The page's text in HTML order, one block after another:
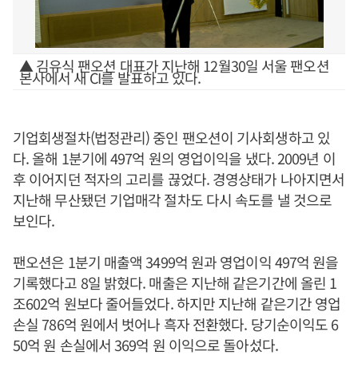
▲ 김유식 팬오션 대표가 지난해 12월30일 서울 팬오션
본사에서 새 CI를 발표하고 있다.
기업회생절차(법정관리) 중인 팬오션이 기사회생하고 있
다. 올해 1분기에 497억 원의 영업이익을 냈다. 2009년 이
후 이어지던 적자의 고리를 끊었다. 경영상태가 나아지면서
지난해 무산됐던 기업매각 절차도 다시 속도를 낼 것으로
보인다.
팬오션은 1분기 매출액 3499억 원과 영업이익 497억 원을
기록했다고 8일 밝혔다. 매출은 지난해 같은기간에 올린 1
조602억 원보다 줄어들었다. 하지만 지난해 같은기간 영업
손실 786억 원에서 벗어나 흑자 전환했다. 당기순이익도 6
50억 원 손실에서 369억 원 이익으로 돌아섰다.